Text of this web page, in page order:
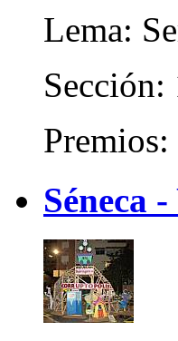
Lema:
Sección:
Premios:
Séneca